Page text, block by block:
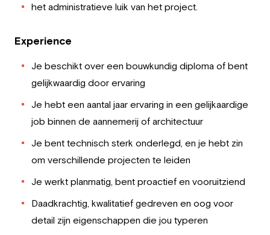
het administratieve luik van het project.
Experience
Je beschikt over een bouwkundig diploma of bent
gelijkwaardig door ervaring
Je hebt een aantal jaar ervaring in een gelijkaardige
job binnen de aannemerij of architectuur
Je bent technisch sterk onderlegd, en je hebt zin
om verschillende projecten te leiden
Je werkt planmatig, bent proactief en vooruitziend
Daadkrachtig, kwalitatief gedreven en oog voor
detail zijn eigenschappen die jou typeren